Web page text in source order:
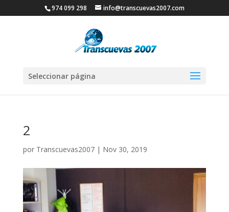
974 099 298 info@transcuevas2007.com
Seleccionar página
2
por Transcuevas2007| Nov 30, 2019